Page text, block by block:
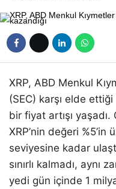
XRP, ABD Menkul
(SEC) karşı elde
bir fiyat artışı
XRP’nin değeri
seviyesine kadar
sınırlı kalmadı, aynı
yedi gün içinde 1